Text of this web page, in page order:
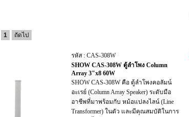
1 ถัดไป
รหัส : CAS-308W
SHOW CAS-308W ตู้ลำโพง Column
Array 3"x8 60W
SHOW CAS-308W คือ ตู้ลำโพงคอลัมน์
อะเรย์ (Column Array Speaker) ระดับมือ
อาชีพที่มาพร้อมกับ หม้อแปลงไลน์ (Line
Transformer) ในตัว และมีคุณสมบัติในการ